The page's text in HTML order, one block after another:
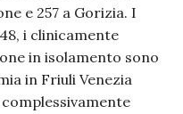
e 257 a Gorizia. I
i clinicamente
in isolamento sono
in Friuli Venezia